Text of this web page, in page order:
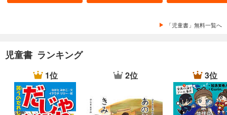
「児童書」無料一覧へ
児童書 ランキング
1位 2位 3位